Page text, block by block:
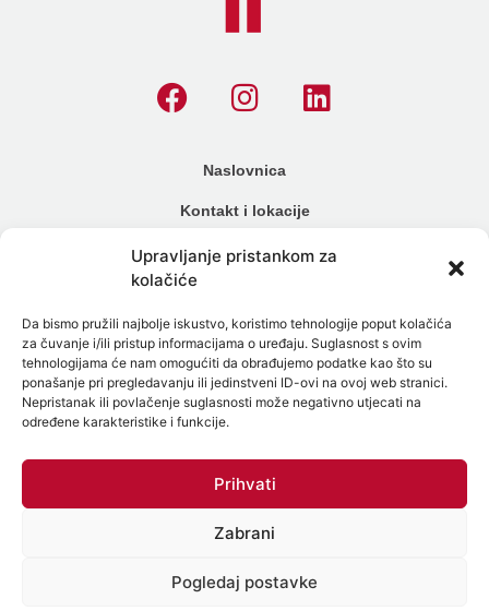
Upravljanje pristankom za
kolačiće
Da bismo pružili najbolje iskustvo, koristimo tehnologije poput kolačića
za čuvanje i/ili pristup informacijama o uređaju. Suglasnost s ovim
tehnologijama će nam omogućiti da obrađujemo podatke kao što su
ponašanje pri pregledavanju ili jedinstveni ID-ovi na ovoj web stranici.
Nepristanak ili povlačenje suglasnosti može negativno utjecati na
određene karakteristike i funkcije.
Prihvati
Zabrani
Pogledaj postavke
Naslovnica
Kontakt i lokacije
Cjenik
Načini plaćanja
Alergijski testovi
Genetski testovi
Testiranje na spolne bolesti
Mikrobiom
Politika zaštite osobnih podataka
Politika Kolačića (EU)